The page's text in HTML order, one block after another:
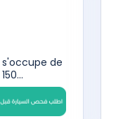
s'occupe de